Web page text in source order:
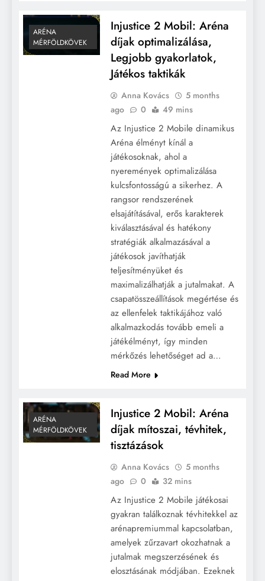
ARÉNA
MÉRFÖLDKÖVEK
Injustice 2 Mobil: Aréna
díjak optimalizálása,
Legjobb gyakorlatok,
Játékos taktikák
Anna Kovács
5 months
ago
0 49 mins
Az Injustice 2 Mobile dinamikus
Aréna élményt kínál a
játékosoknak, ahol a
nyeremények optimalizálása
kulcsfontosságú a sikerhez. A
rangsor rendszerének
elsajátításával, erős karakterek
kiválasztásával és hatékony
stratégiák alkalmazásával a
játékosok javíthatják
teljesítményüket és
maximalizálhatják a jutalmakat. A
csapatösszeállítások megértése és
az ellenfelek taktikájához való
alkalmazkodás tovább emeli a
játékélményt, így minden
mérkőzés lehetőséget ad a…
Read More
ARÉNA
MÉRFÖLDKÖVEK
Injustice 2 Mobil: Aréna
díjak mítoszai, tévhitek,
tisztázások
Anna Kovács
5 months
ago
0 32 mins
Az Injustice 2 Mobile játékosai
gyakran találkoznak tévhitekkel az
arénapremiummal kapcsolatban,
amelyek zűrzavart okozhatnak a
jutalmak megszerzésének és
elosztásának módjában. Ezeknek